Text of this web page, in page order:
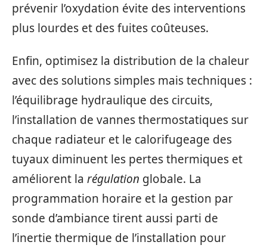
prévenir l’oxydation évite des interventions
plus lourdes et des fuites coûteuses.
Enfin, optimisez la distribution de la chaleur
avec des solutions simples mais techniques :
l’équilibrage hydraulique des circuits,
l’installation de vannes thermostatiques sur
chaque radiateur et le calorifugeage des
tuyaux diminuent les pertes thermiques et
améliorent la régulation globale. La
programmation horaire et la gestion par
sonde d’ambiance tirent aussi parti de
l’inertie thermique de l’installation pour